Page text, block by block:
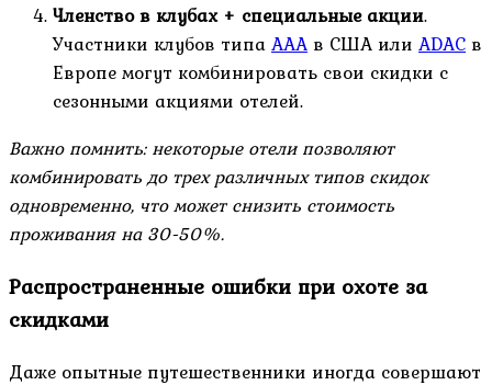
Членство в клубах + специальные акции.
Участники клубов типаAAAв США или ADACв
Европе могут комбинировать свои скидки с
сезонными акциями отелей.
Важно помнить: некоторые отели позволяют
комбинировать до трех различных типов скидок
одновременно, что может снизить стоимость
проживания на 30-50%.
Распространенные ошибки при охоте за
скидками
Даже опытные путешественники иногда совершают